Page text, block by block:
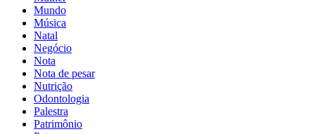
Mundo
Música
Natal
Negócio
Nota
Nota de pesar
Nutrição
Odontologia
Palestra
Patrimônio